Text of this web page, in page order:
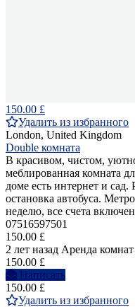
150.00 £
Удалить из избранного
London, United Kingdom
Double комната
В красивом, чистом,
меблированная комната
доме есть интернет и
остановка автобуса.
неделю, все счета
07516597501
150.00 £
2 лет назад Аренда
150.00 £
Написать
150.00 £
Удалить из избранного